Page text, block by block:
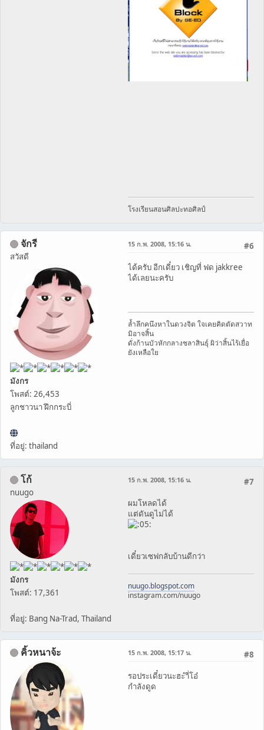
โรงเรียนสอนศิลปะทอศิลป์
จักรี
สวัสดี
มังกร
โพสต์: 26,453
ลูกชาวนา ฝึกกระบี่
ที่อยู่: thailand
#6
15 ก.พ. 2008, 15:16 น.
ได้ครับ อีกเดี๋ยว เชิญที่ ฟด jakkree
ได้เลยนะครับ
ล้ำลึกคนึงหาในดวงจิต ใจเคยคิดตัดสวาท
มิอาจสิ้น
ดั่งก้านบัวหักกลางชลาสินธุ์ ผิว่าสิ้นไร้เยื่อ
ยังเหลือใย
โก้
nuugo
มังกร
โพสต์: 17,361
ที่อยู่: Bang Na-Trad, Thailand
#7
15 ก.พ. 2008, 15:16 น.
ผมโหลดได้
แต่ดันดูไม่ได้
เดี๋ยวเซฟกลับบ้านดีกว่า
nuugo.blogspot.com
instagram.com/nuugo
คิ้วหนาจ้ะ #8
15 ก.พ. 2008, 15:17 น.
รอประเดี๋ยวนะฮะำี่โอ๋
กำลังดูด